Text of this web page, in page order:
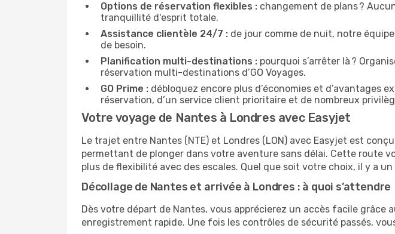
Options de réservation flexibles : changement de plans ?
tranquillité d'esprit totale.
Assistance clientèle 24/7 : de jour comme de nuit, notre
de besoin.
Planification multi-destinations : pourquoi s’arrêter là ?
réservation multi-destinations d’GO Voyages.
GO Prime : débloquez encore plus d’économies et d’avantages
réservation, d’un service client prioritaire et de nombreux
Votre voyage de Nantes à Londres avec Easyjet
Le trajet entre Nantes (NTE) et Londres (LON) avec Easyjet est
permettant de plonger dans votre aventure sans délai. Cette route
plus de flexibilité avec des escales. Quel que soit votre choix, il y a
Décollage de Nantes et arrivée à Londres : à quoi s’attendre
Dès votre départ de Nantes, vous apprécierez un accès facile
enregistrement rapide. Une fois les contrôles de sécurité passés,